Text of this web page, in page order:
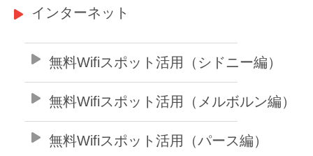
インターネット
無料Wifiスポット活用（シドニー編）
無料Wifiスポット活用（メルボルン編）
無料Wifiスポット活用（パース編）